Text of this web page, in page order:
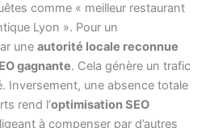
comme « meilleur restaurant
Lyon ». Pour un
une autorité locale reconnue
gagnante. Cela génère un trafic
Inversement, une absence totale
rend l’optimisation SEO
à compenser par d’autres